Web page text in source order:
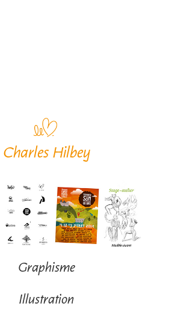
Charles Hilbey
Graphisme
Illustration